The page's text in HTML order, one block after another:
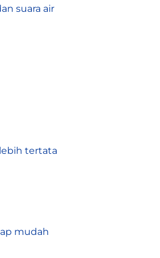
suara air
tertata
mudah